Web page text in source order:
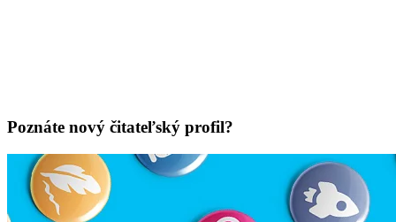
Poznáte nový čitateľský profil?